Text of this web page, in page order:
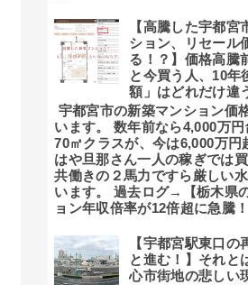
【高騰した宇都宮
ション、リセール
る！？】価格高騰
と今買う人、10年
額」はどれだけ違
宇都宮市の新築マンション価
います。 数年前なら4,000万
70㎡クラスが、今は6,000万円
はや旦那さん一人の稼ぎでは
共働きの２馬力ですら厳しい
います。 過去ログ→【栃木県
ョン年収倍率が12倍超に急騰
【宇都宮駅東口の
と進む！】それと
心市街地の悲しい